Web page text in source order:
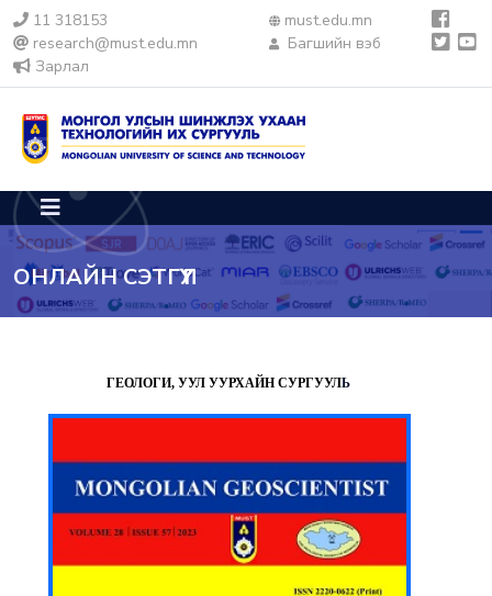
11 318153
research@must.edu.mn
Зарлал
must.edu.mn
Багшийн вэб
ОНЛАЙН СЭТГҮҮЛ
ГЕОЛОГИ, УУЛ УУРХАЙН СУРГУУЛЬ